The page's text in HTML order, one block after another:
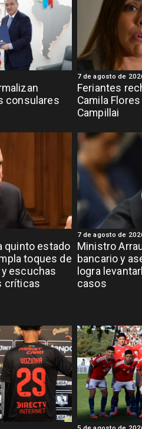
consulares
Feriantes
Camila
Campillai
7 de agosto de
quinto estado
toques de
escuchas
críticas
Ministro
bancario y
logra
casos
7 de agosto de